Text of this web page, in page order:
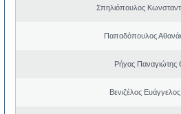
Σπηλιόπουλος
Παπαδόπουλος
Ρήγας Παναγιώτης
Βενιζέλος